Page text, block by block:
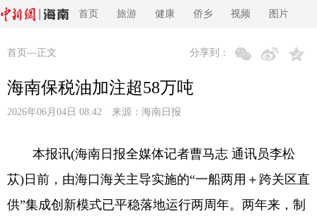
首页 旅游 健康 侨乡 视频 图片
首页 —正文 分享到：
海南保税油加注超58万吨
2026年06月04日 08:42 来源： 海南日报
本报讯(海南日报全媒体记者曹马志 通讯员李松
苁)日前，由海口海关主导实施的“一船两用＋跨关区直
供”集成创新模式已平稳落地运行两周年。两年来，制